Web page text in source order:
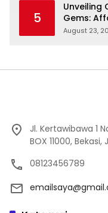
5
Unveiling
Gems:
and
August 23,
Jl. Kertawibawa 1
BOX 11000,
08123456789